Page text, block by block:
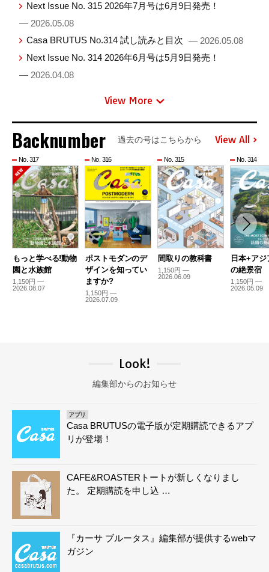
Next Issue No. 315 2026年7月号は6月9日発売！
— 2026.05.08
Casa BRUTUS No.314 試し読みと目次 — 2026.05.08
Next Issue No. 314 2026年6月号は5月9日発売！
— 2026.04.08
View More
Backnumber 過去の号はこちらから View All
No. 317
もっと学べる!動物
園と水族館
1,150円 —
2026.08.07
No. 316
ポストモダンのデ
ザインを知ってい
ますか?
1,150円 —
2026.07.09
No. 315
間取りの教科書
1,150円 —
2026.06.09
No. 314
日本+アジ
の絶景宿
1,150円 —
2026.05.09
Look!
編集部からのお知らせ
アプリ
Casa BRUTUSの電子版が定期購読できるアプ
リが登場！
CAFE&ROASTERトートが新しくなりまし
た。 定期購読を申し込 …
『カーサ ブルータス』編集部が提供するwebマ
ガジン